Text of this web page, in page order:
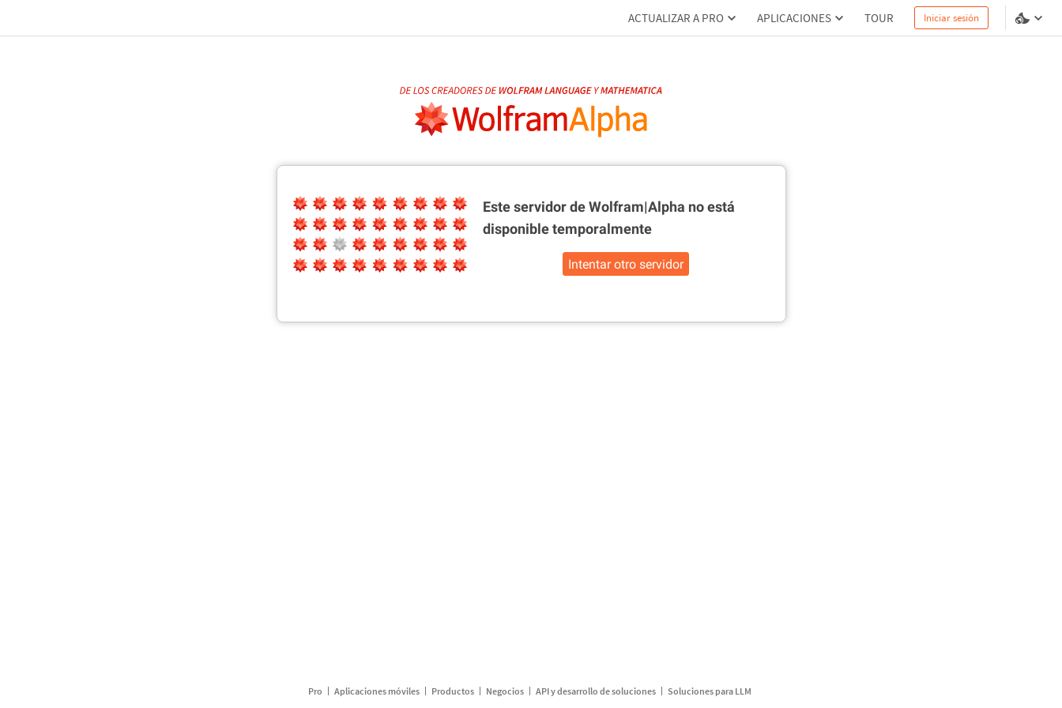
ACTUALIZAR A PRO APLICACIONES TOUR Iniciar sesión
Este servidor de Wolfram|Alpha no está
disponible temporalmente
Intentar otro servidor
Pro Aplicaciones móviles Productos Negocios API y desarrollo de soluciones Soluciones para LLM